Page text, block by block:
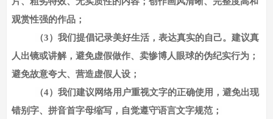
观赏性强的作品；
（3）我们提倡记录美好生活，表达真实的自己。建议真
人出镜或讲解，避免虚假做作、卖惨博人眼球的伪纪实行为；
避免故意夸大、营造虚假人设；
（4）我们建议网络用户重视文字的正确使用，避免出现
错别字、拼音首字母缩写，自觉遵守语言文字规范；